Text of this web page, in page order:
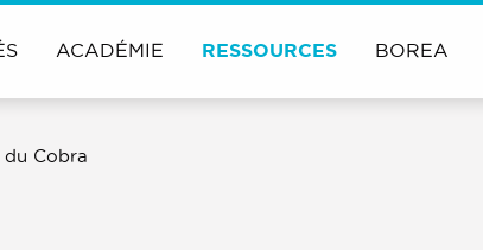
ACADÉMIE RESSOURCES BOREA
Cobra